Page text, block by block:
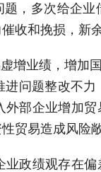
，多次给企
收和挽损，新
增业绩，增加
问题整改不
部企业增加
贸易造成风险
政绩观存在